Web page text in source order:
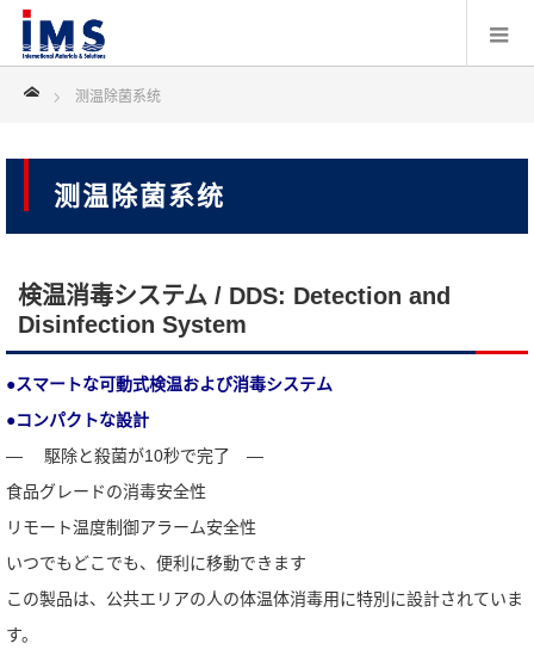
Home
测温除菌系统
测温除菌系统
検温消毒システム / DDS: Detection and
Disinfection System
●スマートな可動式検温および消毒システム
●コンパクトな設計
— 駆除と殺菌が10秒で完了 —
食品グレードの消毒安全性
リモート温度制御アラーム安全性
いつでもどこでも、便利に移動できます
この製品は、公共エリアの人の体温体消毒用に特別に設計されていま
す。